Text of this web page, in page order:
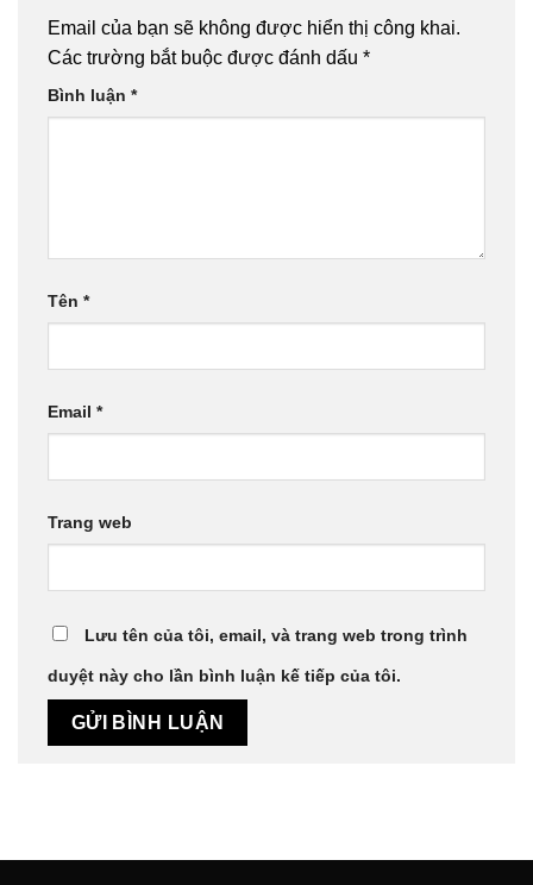
Email của bạn sẽ không được hiển thị công khai.
Các trường bắt buộc được đánh dấu *
Bình luận *
Tên *
Email *
Trang web
Lưu tên của tôi, email, và trang web trong trình
duyệt này cho lần bình luận kế tiếp của tôi.